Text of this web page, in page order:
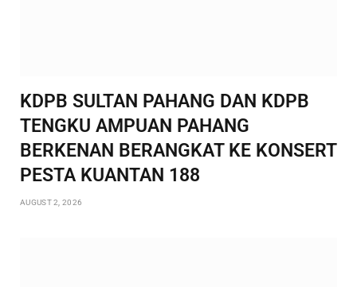
KDPB SULTAN PAHANG DAN KDPB
TENGKU AMPUAN PAHANG
BERKENAN BERANGKAT KE KONSERT
PESTA KUANTAN 188
AUGUST 2, 2026